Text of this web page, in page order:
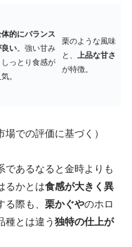
体的にバランス
良い 。強い甘み
しっとり食感が
気。
栗のような風味
と、
上品な甘さ
が特徴。
場での評価に基づく）
であるなると金時よりも
るかとは食感が大きく異
際も、 栗かぐやのホロ
種とは違う独特の仕上が